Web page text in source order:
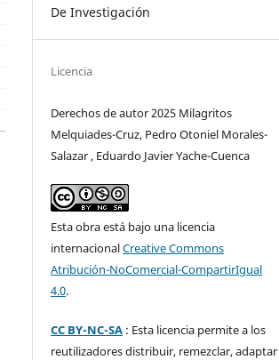
De Investigación
Licencia
Derechos de autor 2025 Milagritos
Melquiades-Cruz, Pedro Otoniel Morales-
Salazar , Eduardo Javier Yache-Cuenca
Esta obra está bajo una licencia
internacionalCreative Commons
Atribución-NoComercial-CompartirIgual
4.0.
CC BY-NC-SA : Esta licencia permite a los
reutilizadores distribuir, remezclar, adaptar